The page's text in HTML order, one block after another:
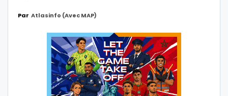
Par Atlasinfo (avec MAP)